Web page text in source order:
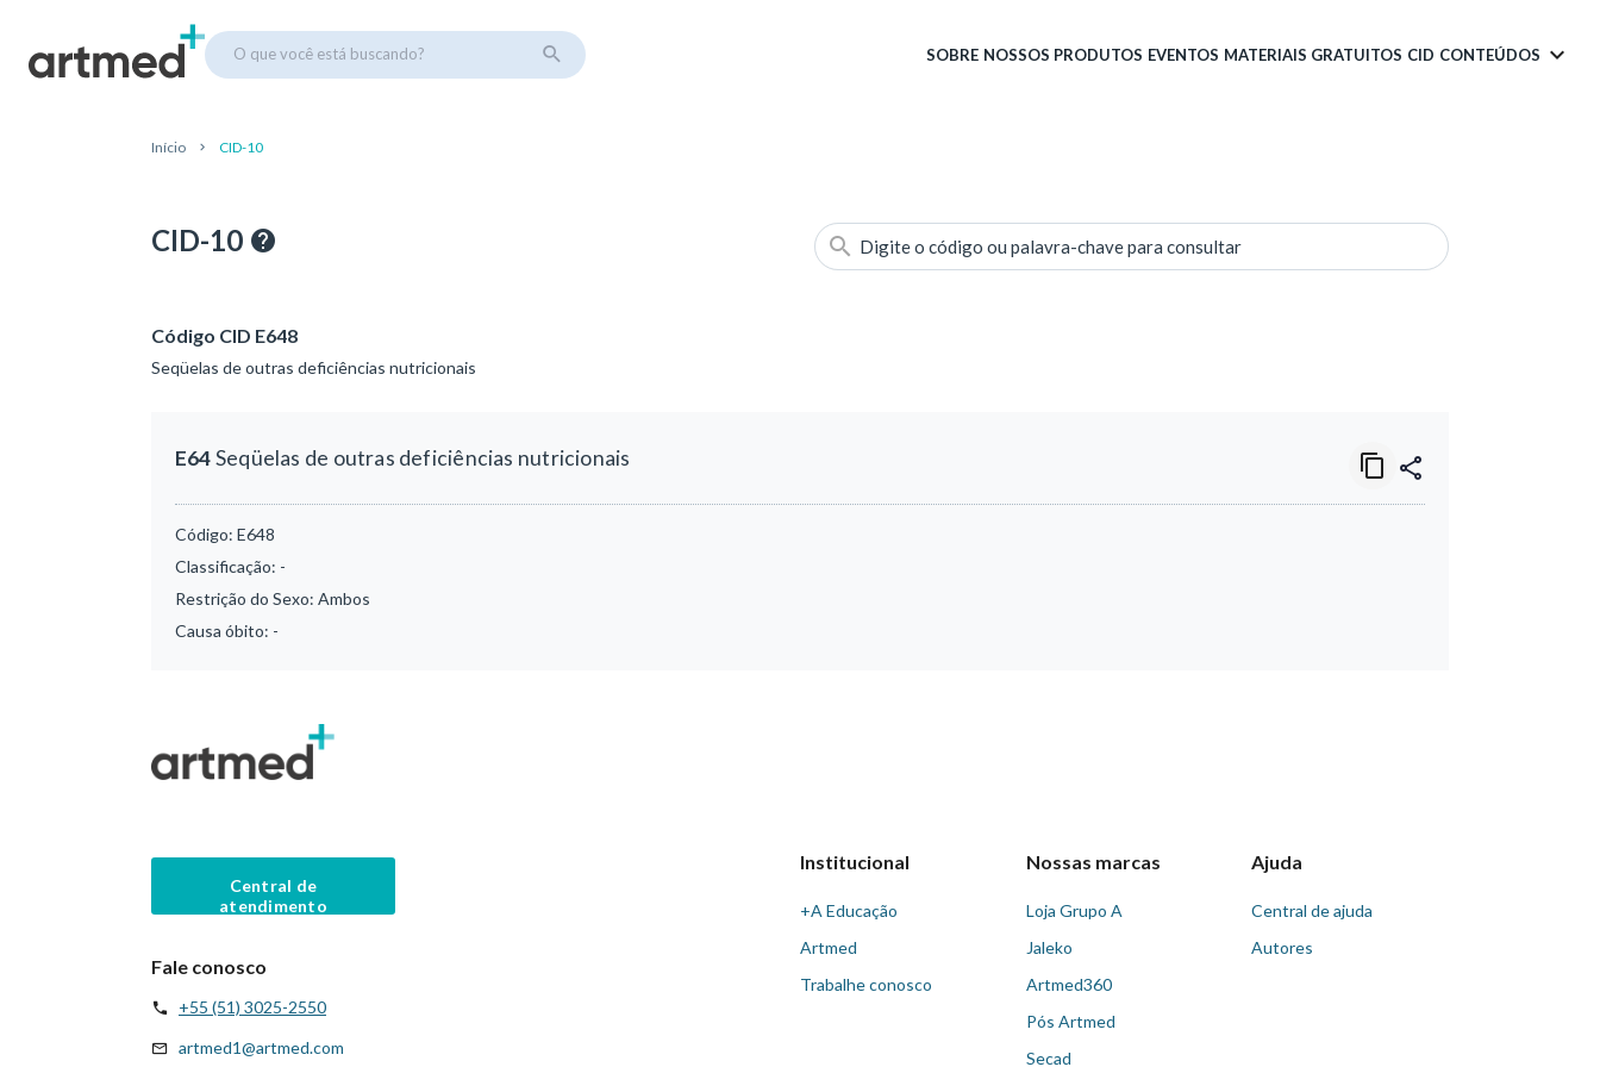
O que você está buscando? SOBRE NOSSOS PRODUTOS EVENTOS MATERIAIS GRATUITOS CID CONTEÚDOS
Início CID-10
CID-10 Digite o código ou palavra-chave para consultar
Código CID E648
Seqüelas de outras deficiências nutricionais
E64Seqüelas de outras deficiências nutricionais
Código: E648
Classificação: -
Restrição do Sexo: Ambos
Causa óbito: -
Central de
atendimento
Fale conosco
+55 (51) 3025-2550
artmed1@artmed.com
Institucional
+A Educação
Artmed
Trabalhe conosco
Nossas marcas
Loja Grupo A
Jaleko
Artmed360
Pós Artmed
Secad
Ajuda
Central de ajuda
Autores